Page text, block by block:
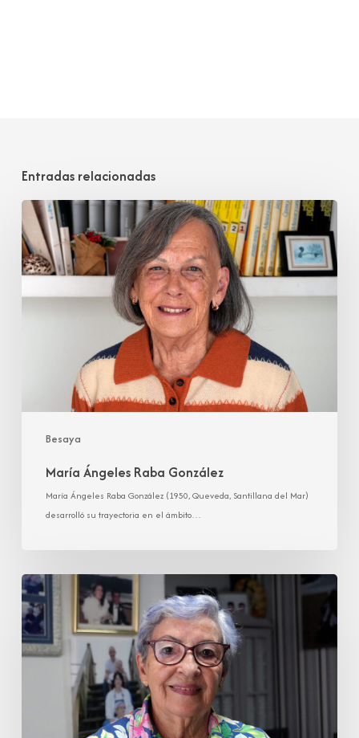
Entradas relacionadas
Besaya
María
Ángeles
Raba
González
María Ángeles Raba González
María Ángeles Raba González (1950, Queveda, Santillana del Mar)
desarrolló su trayectoria en el ámbito…
María
Juana
Gómez
Gómez